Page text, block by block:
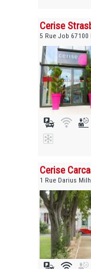
Cerise
5 Rue Job
Cerise
1 Rue Darius